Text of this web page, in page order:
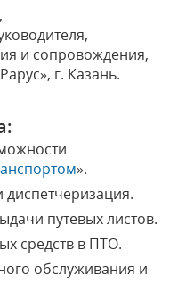
,
и сопровождения,
г. Казань.
».
путевых листов.
средств в ПТО.
обслуживания и